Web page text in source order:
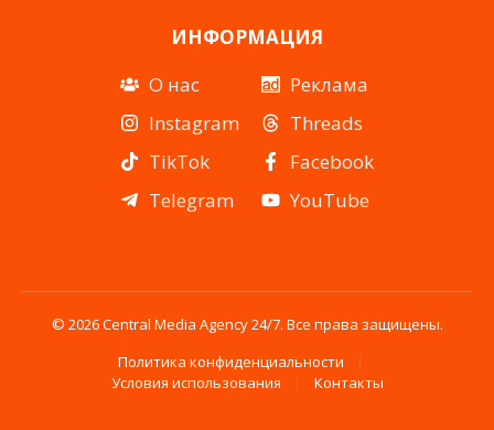
ИНФОРМАЦИЯ
О нас
Instagram
TikTok
Telegram
Реклама
Threads
Facebook
YouTube
© 2026 Central Media Agency 24/7. Все права защищены.
Политика конфиденциальности
Условия использования
Контакты